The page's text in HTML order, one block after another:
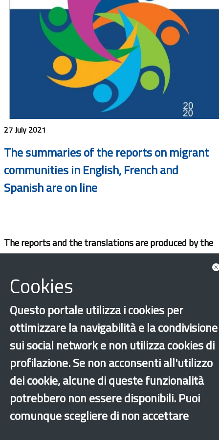
27 July 2021
The summaries of the reports on migrant
communities in English, French and
Spanish are on line
The reports and the translations are produced by the
General Directorate of Immigration with Anpal
×
Cookies
Questo portale utilizza i cookies per
ottimizzare la navigabilità e la condivisione
sui social network e non utilizza cookies di
profilazione. Se non acconsenti all'utilizzo
dei cookie, alcune di queste funzionalità
potrebbero non essere disponibili. Puoi
comunque scegliere di non accettare